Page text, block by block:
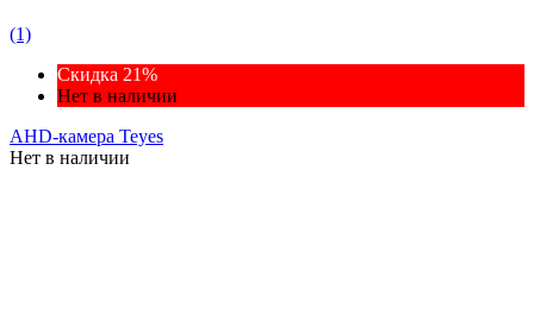
(1)
Скидка 21%
Нет в наличии
AHD-камера Teyes
Нет в наличии